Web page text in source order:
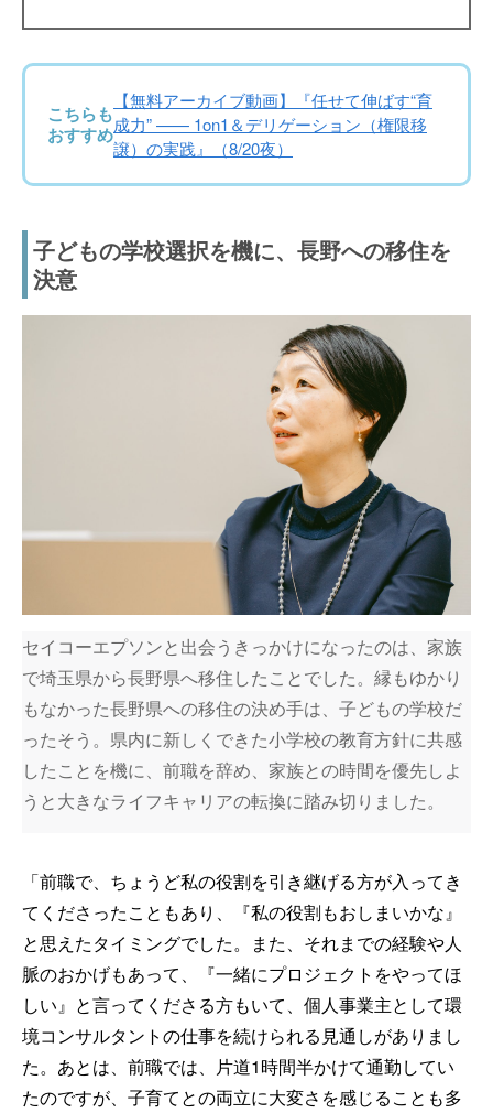
こちらも
おすすめ
【無料アーカイブ動画】『任せて伸ばす“育
成力” —— 1on1＆デリゲーション（権限移
譲）の実践』（8/20夜）
子どもの学校選択を機に、長野への移住を
決意
セイコーエプソンと出会うきっかけになったのは、家族
で埼玉県から長野県へ移住したことでした。縁もゆかり
もなかった長野県への移住の決め手は、子どもの学校だ
ったそう。県内に新しくできた小学校の教育方針に共感
したことを機に、前職を辞め、家族との時間を優先しよ
うと大きなライフキャリアの転換に踏み切りました。
「前職で、ちょうど私の役割を引き継げる方が入ってき
てくださったこともあり、『私の役割もおしまいかな』
と思えたタイミングでした。また、それまでの経験や人
脈のおかげもあって、『一緒にプロジェクトをやってほ
しい』と言ってくださる方もいて、個人事業主として環
境コンサルタントの仕事を続けられる見通しがありまし
た。あとは、前職では、片道1時間半かけて通勤してい
たのですが、子育てとの両立に大変さを感じることも多